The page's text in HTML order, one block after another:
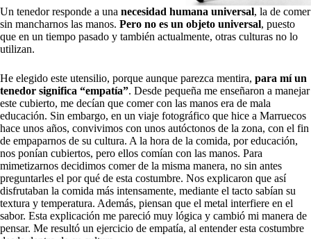
Un tenedor responde a una necesidad humana universal, la de comer
sin mancharnos las manos. Pero no es un objeto universal, puesto
que en un tiempo pasado y también actualmente, otras culturas no lo
utilizan.
He elegido este utensilio, porque aunque parezca mentira, para mí un
tenedor significa “empatía”. Desde pequeña me enseñaron a manejar
este cubierto, me decían que comer con las manos era de mala
educación. Sin embargo, en un viaje fotográfico que hice a Marruecos
hace unos años, convivimos con unos autóctonos de la zona, con el fin
de empaparnos de su cultura. A la hora de la comida, por educación,
nos ponían cubiertos, pero ellos comían con las manos. Para
mimetizarnos decidimos comer de la misma manera, no sin antes
preguntarles el por qué de esta costumbre. Nos explicaron que así
disfrutaban la comida más intensamente, mediante el tacto sabían su
textura y temperatura. Además, piensan que el metal interfiere en el
sabor. Esta explicación me pareció muy lógica y cambió mi manera de
pensar. Me resultó un ejercicio de empatía, al entender esta costumbre